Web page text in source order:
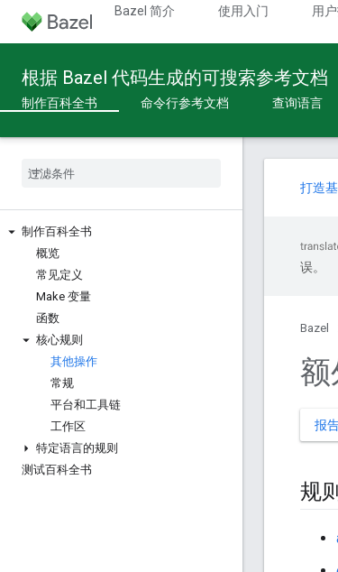
Bazel 简介 使用入门 用
根据 Bazel 代码生成的可搜索参考文档
制作百科全书 命令行参考文档 查询语言
制作百科全书
概览
常见定义
Make 变量
函数
核心规则
其他操作
常规
平台和工具链
工作区
特定语言的规则
测试百科全书
打造
误。
Bazel
额
报
规则